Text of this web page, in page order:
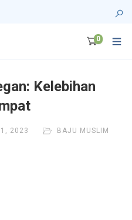
0
Kelebihan
2023 BAJU MUSLIM